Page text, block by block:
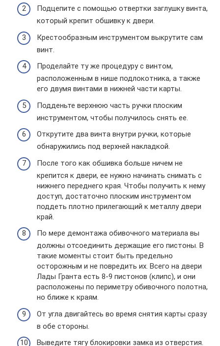
Подцепите с помощью отвертки заглушку винта,
который крепит обшивку к двери.
Крестообразным инструментом выкрутите сам
винт.
Проделайте ту же процедуру с винтом,
расположенным в нише подлокотника, а также
его двумя винтами в нижней части карты.
Подденьте верхнюю часть ручки плоским
инструментом, чтобы получилось снять ее.
Открутите два винта внутри ручки, которые
обнаружились под верхней накладкой.
После того как обшивка больше ничем не
крепится к двери, ее нужно начинать снимать с
нижнего переднего края. Чтобы получить к нему
доступ, достаточно плоским инструментом
поддеть плотно прилегающий к металлу двери
край.
По мере демонтажа обивочного материала вы
должны отсоединить держащие его пистоны. В
такие моменты стоит быть предельно
осторожным и не повредить их. Всего на двери
Лады Гранта есть 8-9 пистонов (клипс), и они
расположены по периметру обивочного полотна,
но ближе к краям.
От угла двигайтесь во время снятия карты сразу
в обе стороны.
Выведите тягу блокировки замка из отверстия.